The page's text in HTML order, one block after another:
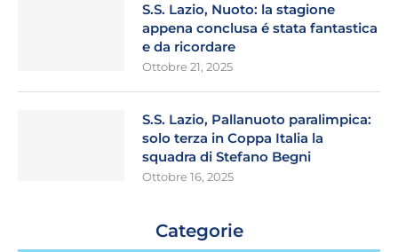
S.S. Lazio, Nuoto: la stagione
appena conclusa é stata fantastica
e da ricordare
Ottobre 21, 2025
S.S. Lazio, Pallanuoto paralimpica:
solo terza in Coppa Italia la
squadra di Stefano Begni
Ottobre 16, 2025
Categorie